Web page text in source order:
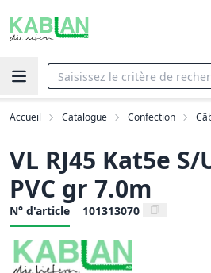
Accueil Catalogue Confection
VL RJ45 Kat5e S/
PVC gr 7.0m
N° d'article 101313070